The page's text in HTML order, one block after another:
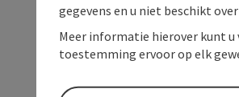
gegevens en u niet beschikt
Meer informatie hierover kunt u
toestemming ervoor op elk